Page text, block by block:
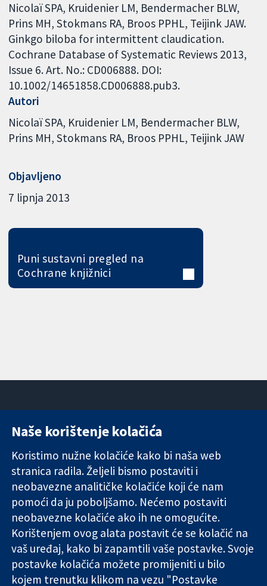
Nicolaï SPA, Kruidenier LM, Bendermacher BLW,
Prins MH, Stokmans RA, Broos PPHL, Teijink JAW.
Ginkgo biloba for intermittent claudication.
Cochrane Database of Systematic Reviews 2013,
Issue 6. Art. No.: CD006888. DOI:
10.1002/14651858.CD006888.pub3.
Autori
Nicolaï SPA Kruidenier LM Bendermacher BLW
Prins MH Stokmans RA Broos PPHL Teijink JAW
Objavljeno
7 lipnja 2013
Puni sustavni pregled na
Cochrane knjižnici
Pouzdani dokazi.
Utemeljeni
dokazi.
Bolje zdravlje.
11-13 Cavendish
London
W1G 0AN
Ujedinjeno
Kraljevstvo
Novosti
medije
O nama
Poslovi
Cochrane
Library
The Cochrane Collaboration is a charity (no. 1045921) and a
Naše korištenje kolačića
Koristimo nužne kolačiće kako bi naša web
stranica radila. Željeli bismo postaviti i
neobavezne analitičke kolačiće koji će nam
pomoći da ju poboljšamo. Nećemo postaviti
neobavezne kolačiće ako ih ne omogućite.
Korištenjem ovog alata postavit će se kolačić na
vaš uređaj, kako bi zapamtili vaše postavke. Svoje
postavke kolačića možete promijeniti u bilo
kojem trenutku klikom na vezu "Postavke